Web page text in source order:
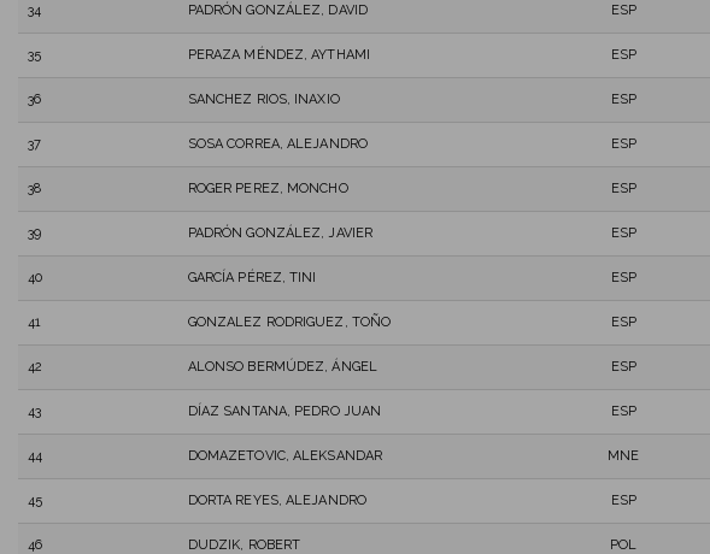
34 PADRÓN GONZÁLEZ, DAVID ESP
35 PERAZA MÉNDEZ, AYTHAMI ESP
36 SANCHEZ RIOS, INAXIO ESP
37 SOSA CORREA, ALEJANDRO ESP
38 ROGER PEREZ, MONCHO ESP
39 PADRÓN GONZÁLEZ, JAVIER ESP
40 GARCÍA PÉREZ, TINI ESP
41 GONZALEZ RODRIGUEZ, TOÑO ESP
42 ALONSO BERMÚDEZ, ÁNGEL ESP
43 DÍAZ SANTANA, PEDRO JUAN ESP
44 DOMAZETOVIC, ALEKSANDAR MNE
45 DORTA REYES, ALEJANDRO ESP
46 DUDZIK, ROBERT POL